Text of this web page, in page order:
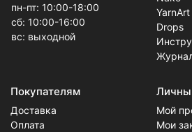
пн-пт: 10:00-18:00
сб: 10:00-16:00
вс: выходной
YarnArt
Drops
Покупателям
Доставка
Оплата
Мой
Мои